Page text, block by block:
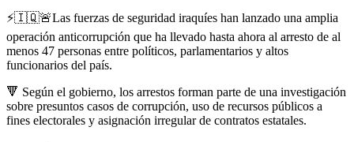
⚡️🇮🇶🚨Las fuerzas de seguridad iraquíes han lanzado una amplia
operación anticorrupción que ha llevado hasta ahora al arresto de al
menos 47 personas entre políticos, parlamentarios y altos
funcionarios del país.
🔻 Según el gobierno, los arrestos forman parte de una investigación
sobre presuntos casos de corrupción, uso de recursos públicos a
fines electorales y asignación irregular de contratos estatales.